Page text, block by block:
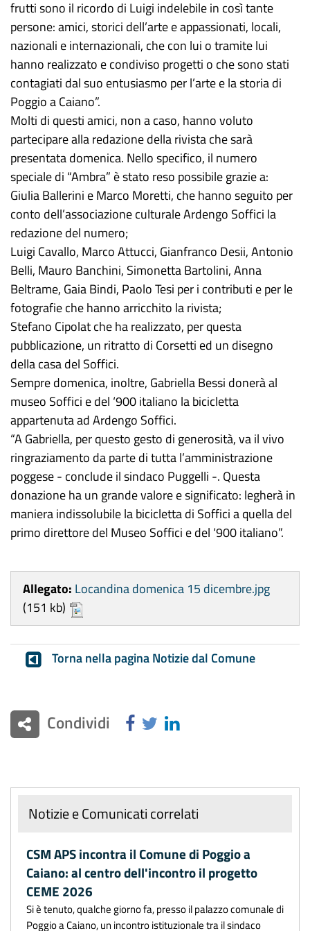
frutti sono il ricordo di Luigi indelebile in così tante
persone: amici, storici dell’arte e appassionati, locali,
nazionali e internazionali, che con lui o tramite lui
hanno realizzato e condiviso progetti o che sono stati
contagiati dal suo entusiasmo per l’arte e la storia di
Poggio a Caiano”.
Molti di questi amici, non a caso, hanno voluto
partecipare alla redazione della rivista che sarà
presentata domenica. Nello specifico, il numero
speciale di “Ambra” è stato reso possibile grazie a:
Giulia Ballerini e Marco Moretti, che hanno seguito per
conto dell’associazione culturale Ardengo Soffici la
redazione del numero;
Luigi Cavallo, Marco Attucci, Gianfranco Desii, Antonio
Belli, Mauro Banchini, Simonetta Bartolini, Anna
Beltrame, Gaia Bindi, Paolo Tesi per i contributi e per le
fotografie che hanno arricchito la rivista;
Stefano Cipolat che ha realizzato, per questa
pubblicazione, un ritratto di Corsetti ed un disegno
della casa del Soffici.
Sempre domenica, inoltre, Gabriella Bessi donerà al
museo Soffici e del ‘900 italiano la bicicletta
appartenuta ad Ardengo Soffici.
“A Gabriella, per questo gesto di generosità, va il vivo
ringraziamento da parte di tutta l’amministrazione
poggese - conclude il sindaco Puggelli -. Questa
donazione ha un grande valore e significato: legherà in
maniera indissolubile la bicicletta di Soffici a quella del
primo direttore del Museo Soffici e del ‘900 italiano”.
Allegato: Locandina domenica 15 dicembre.jpg
(151 kb)
Torna nella pagina Notizie dal Comune
Condividi
Notizie e Comunicati correlati
CSM APS incontra il Comune di Poggio a
Caiano: al centro dell'incontro il progetto
CEME 2026
Si è tenuto, qualche giorno fa, presso il palazzo comunale di
Poggio a Caiano, un incontro istituzionale tra il sindaco